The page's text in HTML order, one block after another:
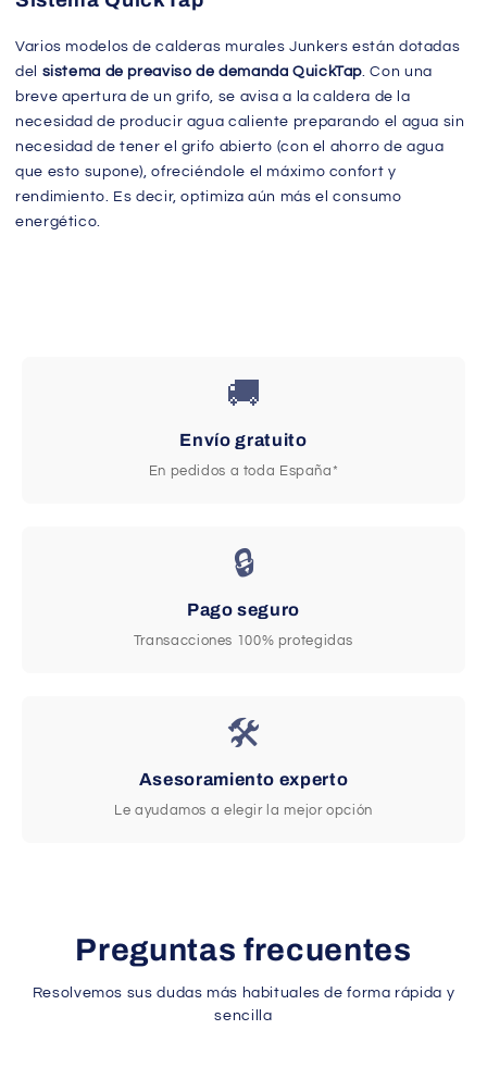
Varios modelos de calderas murales Junkers están dotadas
del sistema de preaviso de demanda QuickTap . Con una
breve apertura de un grifo, se avisa a la caldera de la
necesidad de producir agua caliente preparando el agua sin
necesidad de tener el grifo abierto (con el ahorro de agua
que esto supone), ofreciéndole el máximo confort y
rendimiento. Es decir, optimiza aún más el consumo
energético.
🚚
Envío gratuito
En pedidos a toda España*
🔒
Pago seguro
Transacciones 100% protegidas
🛠️
Asesoramiento experto
Le ayudamos a elegir la mejor opción
Preguntas frecuentes
Resolvemos sus dudas más habituales de forma rápida y
sencilla